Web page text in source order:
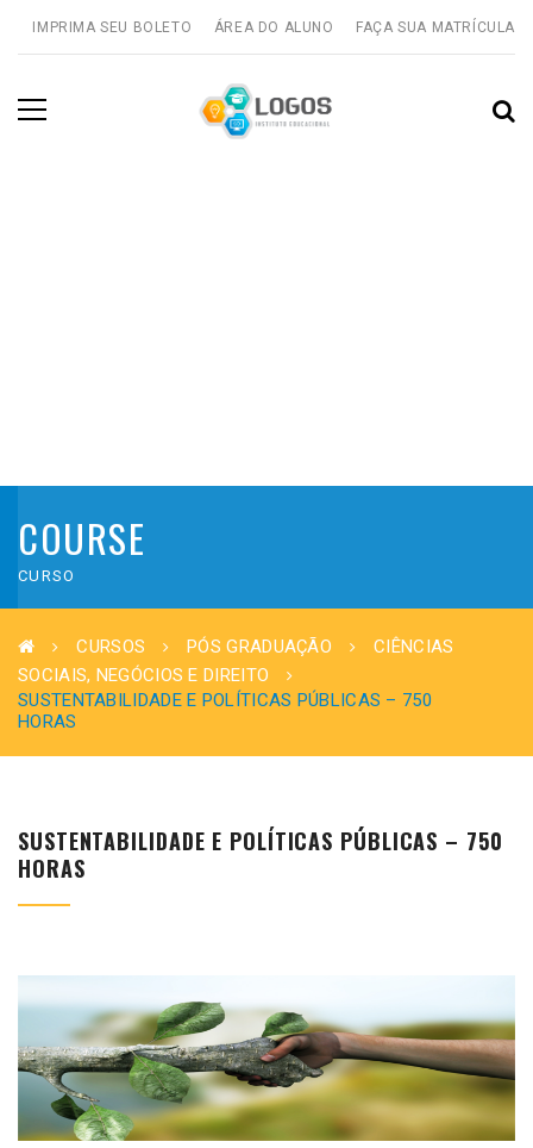
IMPRIMA SEU BOLETO ÁREA DO ALUNO FAÇA SUA MATRÍCULA
COURSE
CURSO
CURSOS PÓS GRADUAÇÃO
CIÊNCIAS
SOCIAIS, NEGÓCIOS E DIREITO
SUSTENTABILIDADE E POLÍTICAS PÚBLICAS – 750
HORAS
SUSTENTABILIDADE E POLÍTICAS PÚBLICAS – 750
HORAS